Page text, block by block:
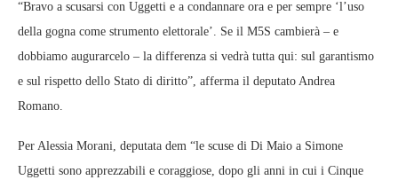
“Bravo a scusarsi con Uggetti e a condannare ora e per sempre ‘l’uso
della gogna come strumento elettorale’. Se il M5S cambierà – e
dobbiamo augurarcelo – la differenza si vedrà tutta qui: sul garantismo
e sul rispetto dello Stato di diritto”, afferma il deputato Andrea
Romano.
Per Alessia Morani, deputata dem “le scuse di Di Maio a Simone
Uggetti sono apprezzabili e coraggiose, dopo gli anni in cui i Cinque